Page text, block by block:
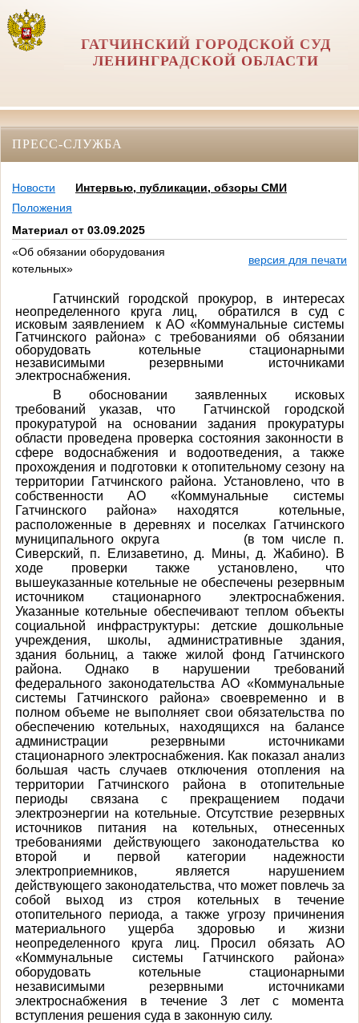
ГАТЧИНСКИЙ ГОРОДСКОЙ СУД
ЛЕНИНГРАДСКОЙ ОБЛАСТИ
ПРЕСС-СЛУЖБА
Новости
Интервью, публикации, обзоры СМИ
Положения
Материал от 03.09.2025
«Об обязании оборудования
котельных»
версия для печати
Гатчинский городской прокурор, в интересах
неопределенного круга лиц, обратился в суд с
исковым заявлением к АО «Коммунальные системы
Гатчинского района» с требованиями об обязании
оборудовать котельные стационарными
независимыми резервными источниками
электроснабжения.
В обосновании заявленных исковых
требований указав, что Гатчинской городской
прокуратурой на основании задания прокуратуры
области проведена проверка состояния законности в
сфере водоснабжения и водоотведения, а также
прохождения и подготовки к отопительному сезону на
территории Гатчинского района. Установлено, что в
собственности АО «Коммунальные системы
Гатчинского района» находятся котельные,
расположенные в деревнях и поселках Гатчинского
муниципального округа (в том числе п.
Сиверский, п. Елизаветино, д. Мины, д. Жабино). В
ходе проверки также установлено, что
вышеуказанные котельные не обеспечены резервным
источником стационарного электроснабжения.
Указанные котельные обеспечивают теплом объекты
социальной инфраструктуры: детские дошкольные
учреждения, школы, административные здания,
здания больниц, а также жилой фонд Гатчинского
района. Однако в нарушении требований
федерального законодательства АО «Коммунальные
системы Гатчинского района» своевременно и в
полном объеме не выполняет свои обязательства по
обеспечению котельных, находящихся на балансе
администрации резервными источниками
стационарного электроснабжения. Как показал анализ
большая часть случаев отключения отопления на
территории Гатчинского района в отопительные
периоды связана с прекращением подачи
электроэнергии на котельные. Отсутствие резервных
источников питания на котельных, отнесенных
требованиями действующего законодательства ко
второй и первой категории надежности
электроприемников, является нарушением
действующего законодательства, что может повлечь за
собой выход из строя котельных в течение
отопительного периода, а также угрозу причинения
материального ущерба здоровью и жизни
неопределенного круга лиц. Просил обязать АО
«Коммунальные системы Гатчинского района»
оборудовать котельные стационарными
независимыми резервными источниками
электроснабжения в течение 3 лет с момента
вступления решения суда в законную силу.